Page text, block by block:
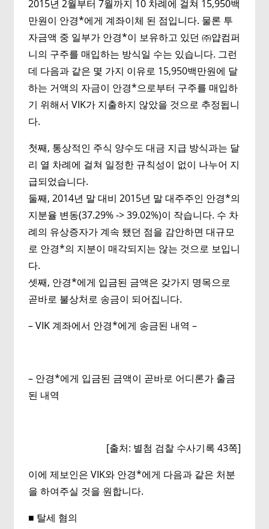
2015년 2월부터 7월까지 10 차례에 걸쳐 15,950백
만원이 안경*에게 계좌이체 된 점입니다. 물론 투
자금액 중 일부가 안경*이 보유하고 있던 ㈜얍컴퍼
니의 구주를 매입하는 방식일 수는 있습니다. 그런
데 다음과 같은 몇 가지 이유로 15,950백만원에 달
하는 거액의 자금이 안경*으로부터 구주를 매입하
기 위해서 VIK가 지출하지 않았을 것으로 추정됩니
다.
첫째, 통상적인 주식 양수도 대금 지급 방식과는 달
리 열 차례에 걸쳐 일정한 규칙성이 없이 나누어 지
급되었습니다.
둘째, 2014년 말 대비 2015년 말 대주주인 안경*의
지분율 변동(37.29% -> 39.02%)이 작습니다. 수 차
례의 유상증자가 계속 됐던 점을 감안하면 대규모
로 안경*의 지분이 매각되지는 않는 것으로 보입니
다.
셋째, 안경*에게 입금된 금액은 갖가지 명목으로
곧바로 불상처로 송금이 되어집니다.
– VIK 계좌에서 안경*에게 송금된 내역 –
– 안경*에게 입금된 금액이 곧바로 어디론가 출금
된 내역
[출처: 별첨 검찰 수사기록 43쪽]
이에 제보인은 VIK와 안경*에게 다음과 같은 처분
을 하여주실 것을 원합니다.
■ 탈세 혐의